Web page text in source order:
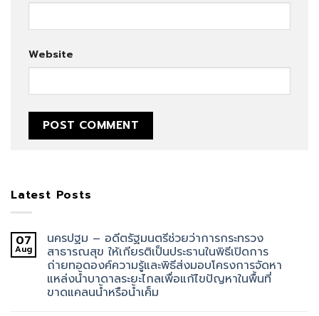
Website
Latest Posts
07
Aug
นครปฐม – อดีตรัฐมนตรีช่วยว่าการกระทรวง
สาธารณสุข ให้เกียรติเป็นประธานในพิธีเปิดการ
ถ่ายทอดองค์ความรู้และพิธีส่งมอบโครงการจัดหา
แหล่งน้ำบาดาลระยะไกลเพื่อแก้ไขปัญหาในพื้นที่
ขาดแคลนน้ำหรือน้ำเค็ม